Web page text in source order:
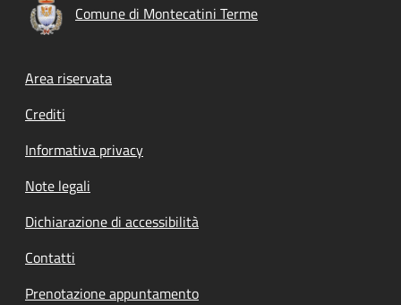
Comune di Montecatini Terme
Footer menu
Area riservata
Crediti
Informativa privacy
Note legali
Dichiarazione di accessibilità
Contatti
Prenotazione appuntamento